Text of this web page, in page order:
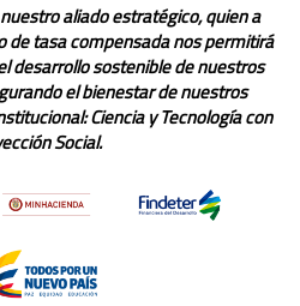
aliado estratégico, quien a
de tasa compensada nos permitirá
desarrollo sostenible de nuestros
el bienestar de nuestros
Ciencia y Tecnología con
Social.